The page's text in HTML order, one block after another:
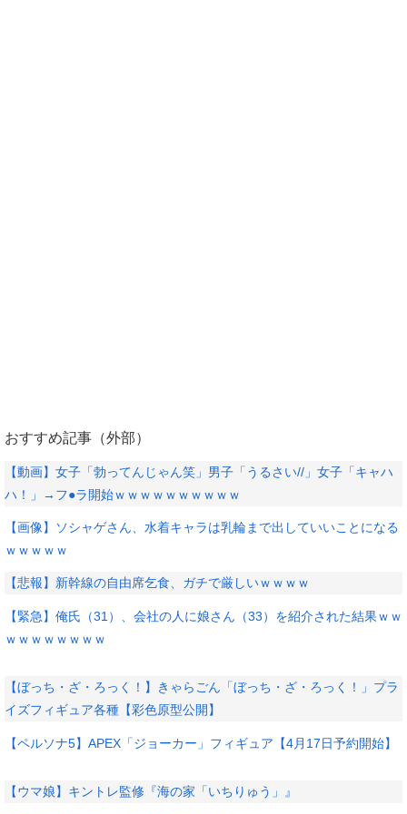
おすすめ記事（外部）
【動画】女子「勃ってんじゃん笑」男子「うるさい//」女子「キャハ
ハ！」→フ●ラ開始ｗｗｗｗｗｗｗｗｗｗ
【画像】ソシャゲさん、水着キャラは乳輪まで出していいことになる
ｗｗｗｗｗ
【悲報】新幹線の自由席乞食、ガチで厳しいｗｗｗｗ
【緊急】俺氏（31）、会社の人に娘さん（33）を紹介された結果ｗｗ
ｗｗｗｗｗｗｗｗ
【ぼっち・ざ・ろっく！】きゃらごん「ぼっち・ざ・ろっく！」プラ
イズフィギュア各種【彩色原型公開】
【ペルソナ5】APEX「ジョーカー」フィギュア【4月17日予約開始】
【ウマ娘】キントレ監修『海の家「いちりゅう」』